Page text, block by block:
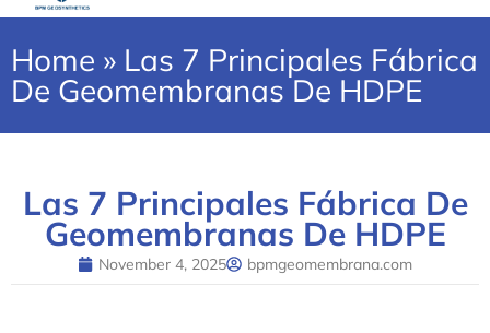
Home » Las 7 Principales Fábrica
De Geomembranas De HDPE
Las 7 Principales Fábrica De
Geomembranas De HDPE
November 4, 2025 bpmgeomembrana.com